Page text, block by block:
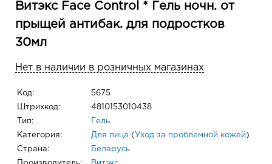
Витэкс Face Control * Гель ночн. от
прыщей антибак. для подростков
30мл
Нет в наличии в розничных магазинах
Код: 5675
Штрихкод: 4810153010438
Тип: Гель
Категория: Для лица ( Уход за проблемной кожей )
Страна: Беларусь